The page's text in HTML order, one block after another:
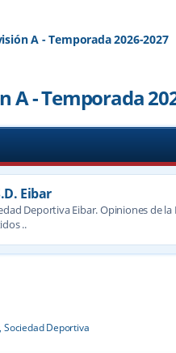
A - Temporada 2026-2027
A - Temporada
Eibar
Deportiva Eibar. Opiniones de la
..